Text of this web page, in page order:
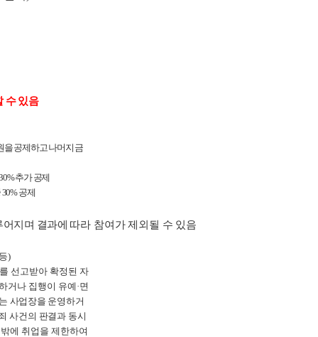
수 있음
을 공제하고 나머지 금
추가 공제
30%공제
지며 결과에 따라 참여가 제외될 수 있음
)
선고받아 확정된 자
거나 집행이 유예 ·면
사업장을 운영하거
사건의 판결과 동시
에 취업을 제한하여